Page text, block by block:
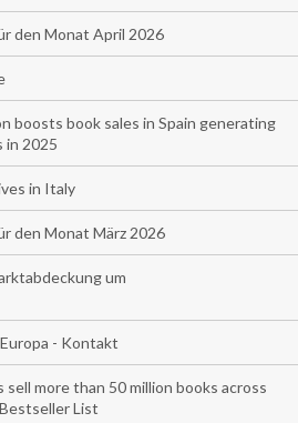
den Monat April 2026
boosts book sales in Spain generating
in 2025
in Italy
den Monat März 2026
um
- Kontakt
more than 50 million books across
List